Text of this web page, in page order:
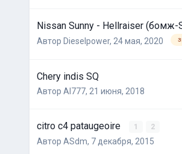
Nissan Sunny - Hellraiser (бомж-
Автор Dieselpower, 24 мая, 2020
Chery indis SQ
Автор Al777, 21 июня, 2018
citro c4 pataugeoire 1 2
Автор ASdm, 7 декабря, 2015